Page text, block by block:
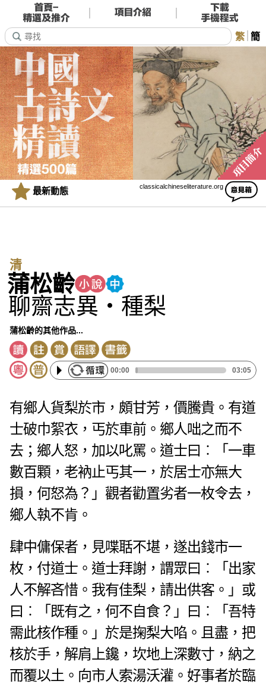
繁 簡
classicalchineseliterature.org
最新動態
清
蒲松齡
聊齋志異・種梨
蒲松齡的其他作品...
00:00 03:05
有鄉人貨梨於市，頗甘芳，價騰貴。有道
士破巾絮衣，丐於車前。鄉人咄之而不
去；鄉人怒，加以叱罵。道士曰︰「一車
數百顆，老衲止丐其一，於居士亦無大
損，何怒為？」觀者勸置劣者一枚令去，
鄉人執不肯。
肆中傭保者，見喋聒不堪，遂出錢市一
枚，付道士。道士拜謝，謂眾曰︰「出家
人不解吝惜。我有佳梨，請出供客。」或
曰︰「既有之，何不自食？」曰︰「吾特
需此核作種。」於是掬梨大啗。 且盡，把
核於手，解肩上鑱，坎地上深數寸，納之
而覆以土。向市人索湯沃灌。好事者於臨